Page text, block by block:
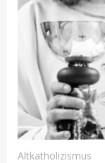
Altkatholizismus